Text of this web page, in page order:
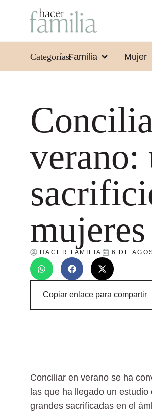
Categorías:Familia Mujer
verano:
mujeres
HACER FAMILIA 6 DE
Copiar enlace para compartir
Conciliar en verano se ha
las que ha llegado un
grandes sacrificadas en el